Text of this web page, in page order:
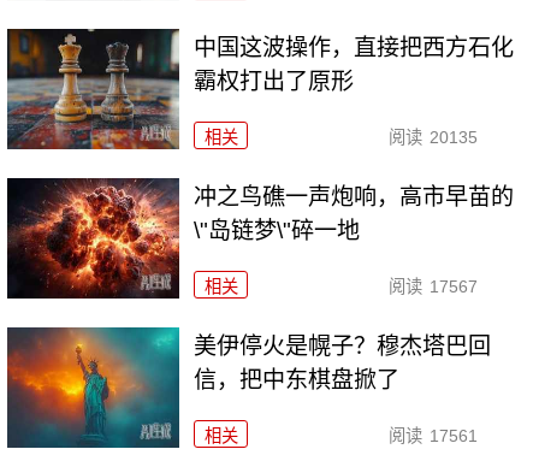
中国这波操作，直接把西方石化
霸权打出了原形
相关 阅读 20135
冲之鸟礁一声炮响，高市早苗的
\"岛链梦\"碎一地
相关 阅读 17567
美伊停火是幌子？穆杰塔巴回
信，把中东棋盘掀了
相关 阅读 17561